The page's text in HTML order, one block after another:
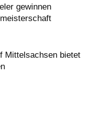
gewinnen
Mittelsachsen bietet